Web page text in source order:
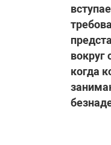
вокруг
когда